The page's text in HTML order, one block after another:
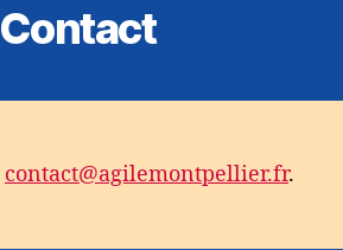
Contact
contact@agilemontpellier.fr.